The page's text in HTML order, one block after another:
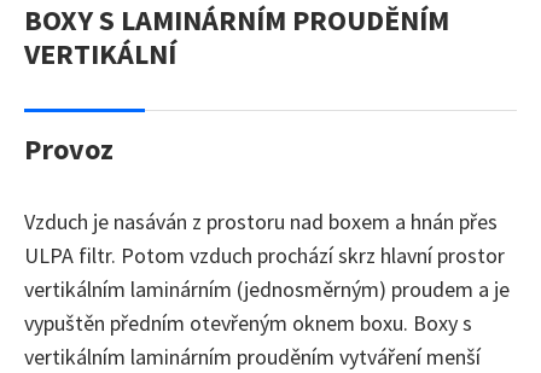
BOXY S LAMINÁRNÍM PROUDĚNÍM
VERTIKÁLNÍ
Provoz
Vzduch je nasáván z prostoru nad boxem a hnán přes
ULPA filtr. Potom vzduch prochází skrz hlavní prostor
vertikálním laminárním (jednosměrným) proudem a je
vypuštěn předním otevřeným oknem boxu. Boxy s
vertikálním laminárním prouděním vytváření menší